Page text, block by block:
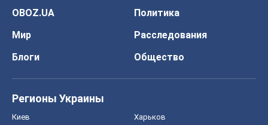
OBOZ.UA
Политика
Мир
Расследования
Блоги
Общество
Регионы Украины
Киев Харьков